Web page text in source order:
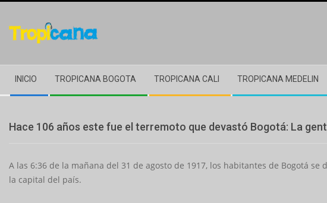
content
Navigation
Menu
INICIO TROPICANA BOGOTA TROPICANA CALI TROPICANA MEDELIN
Hace 106 años este fue el terremoto que devastó Bogotá: La
A las 6:36 de la mañana del 31 de agosto de 1917, los habitantes de Bogotá
la capital del país.